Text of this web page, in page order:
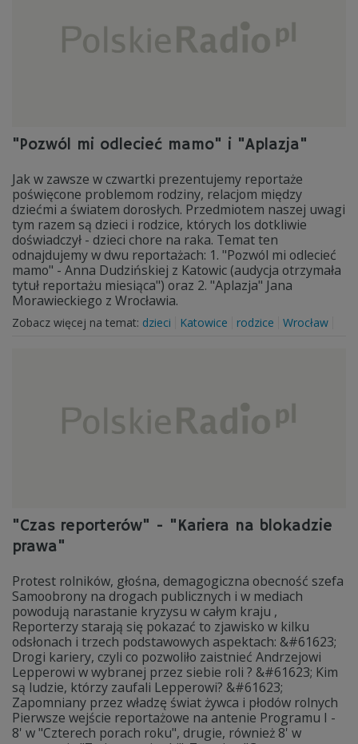
"Pozwól mi odlecieć mamo" i "Aplazja"
Jak w zawsze w czwartki prezentujemy reportaże
poświęcone problemom rodziny, relacjom między
dziećmi a światem dorosłych. Przedmiotem naszej uwagi
tym razem są dzieci i rodzice, których los dotkliwie
doświadczył - dzieci chore na raka. Temat ten
odnajdujemy w dwu reportażach: 1. "Pozwól mi odlecieć
mamo" - Anna Dudzińskiej z Katowic (audycja otrzymała
tytuł reportażu miesiąca") oraz 2. "Aplazja" Jana
Morawieckiego z Wrocławia.
Zobacz więcej na temat: dzieci Katowice rodzice Wrocław
"Czas reporterów" - "Kariera na blokadzie
prawa"
Protest rolników, głośna, demagogiczna obecność szefa
Samoobrony na drogach publicznych i w mediach
powodują narastanie kryzysu w całym kraju ,
Reporterzy starają się pokazać to zjawisko w kilku
odsłonach i trzech podstawowych aspektach: &#61623;
Drogi kariery, czyli co pozwoliło zaistnieć Andrzejowi
Lepperowi w wybranej przez siebie roli ? &#61623; Kim
są ludzie, którzy zaufali Lepperowi? &#61623;
Zapomniany przez władzę świat żywca i płodów rolnych
Pierwsze wejście reportażowe na antenie Programu I -
8' w "Czterech porach roku", drugie, również 8' w